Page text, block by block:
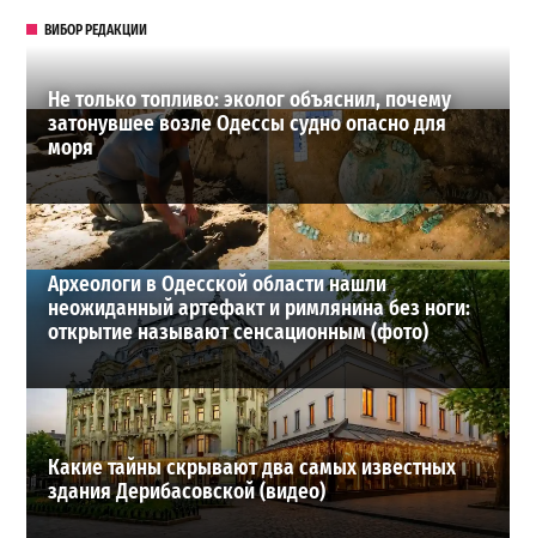
ВИБОР РЕДАКЦИИ
Не только топливо: эколог объяснил, почему
затонувшее возле Одессы судно опасно для
моря
Археологи в Одесской области нашли
неожиданный артефакт и римлянина без ноги:
открытие называют сенсационным (фото)
Какие тайны скрывают два самых известных
здания Дерибасовской (видео)